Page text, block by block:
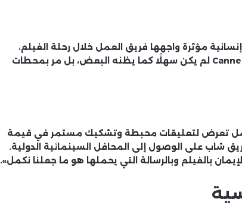
مؤثرة واجهها فريق العمل خلال رحلة الفيلم،
لم يكن سهلًا كما يظنه البعض، بل مر بمحطات
تعرض لتعليقات محبطة وتشكيك مستمر في قيمة
شاب على الوصول إلى المحافل السينمائية الدولية.
بالفيلم وبالرسالة التي يحملها هو ما جعلنا نكمل».